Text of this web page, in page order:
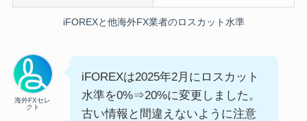
iFOREXと他海外FX業者のロスカット水準
海外FXセレ
クト
iFOREXは2025年2月にロスカット
水準を0%⇒20%に変更しました。
古い情報と間違えないように注意